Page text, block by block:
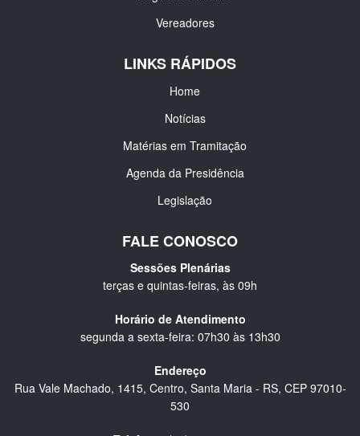
Vereadores
LINKS RÁPIDOS
Home
Notícias
Matérias em Tramitação
Agenda da Presidência
Legislação
FALE CONOSCO
Sessões Plenárias
terças e quintas-feiras, às 09h
Horário de Atendimento
segunda a sexta-feira: 07h30 às 13h30
Endereço
Rua Vale Machado, 1415, Centro, Santa Maria - RS, CEP 97010-
530